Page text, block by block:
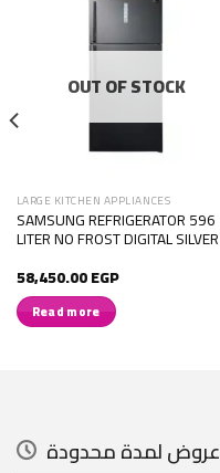
OUT OF STOCK
LARGE KITCHEN APPLIANCES
SAMSUNG REFRIGERATOR 596
LITER NO FROST DIGITAL SILVER
58,450.00EGP
Read more
عروض لمدة محدودة